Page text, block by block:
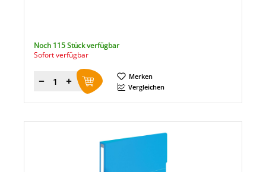
Noch 115 Stück verfügbar
Sofort verfügbar
Menge
Merken
Vergleichen